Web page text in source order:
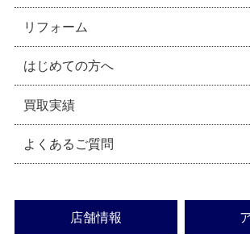
リフォーム
はじめての方へ
買取実績
よくあるご質問
店舗情報